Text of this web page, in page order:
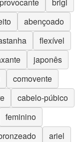
abençoado
flexível
japonês
comovente
cabelo-púbico
feminino
ariel